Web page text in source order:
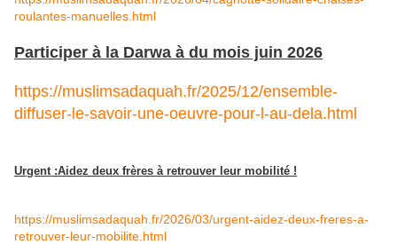
roulantes-manuelles.html
Participer à la Darwa à du mois juin 2026
https://muslimsadaquah.fr/2025/12/ensemble-
diffuser-le-savoir-une-oeuvre-pour-l-au-dela.html
Urgent :Aidez deux frères à retrouver leur mobilité !
https://muslimsadaquah.fr/2026/03/urgent-aidez-deux-freres-a-
retrouver-leur-mobilite.html